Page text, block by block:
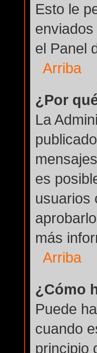
Esto le
el Panel
Arriba
¿Por
La
es
usuarios
más
Arriba
¿Cómo
Puede
cuando
principio